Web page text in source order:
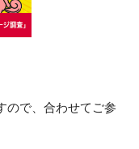
ので、合わせてご参